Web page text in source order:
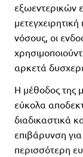
εξωεντερικών
νόσους, οι
αρκετά
Η μέθοδος της
εύκολα
διαδικαστικά
επιβάρυνση
περισσότερη